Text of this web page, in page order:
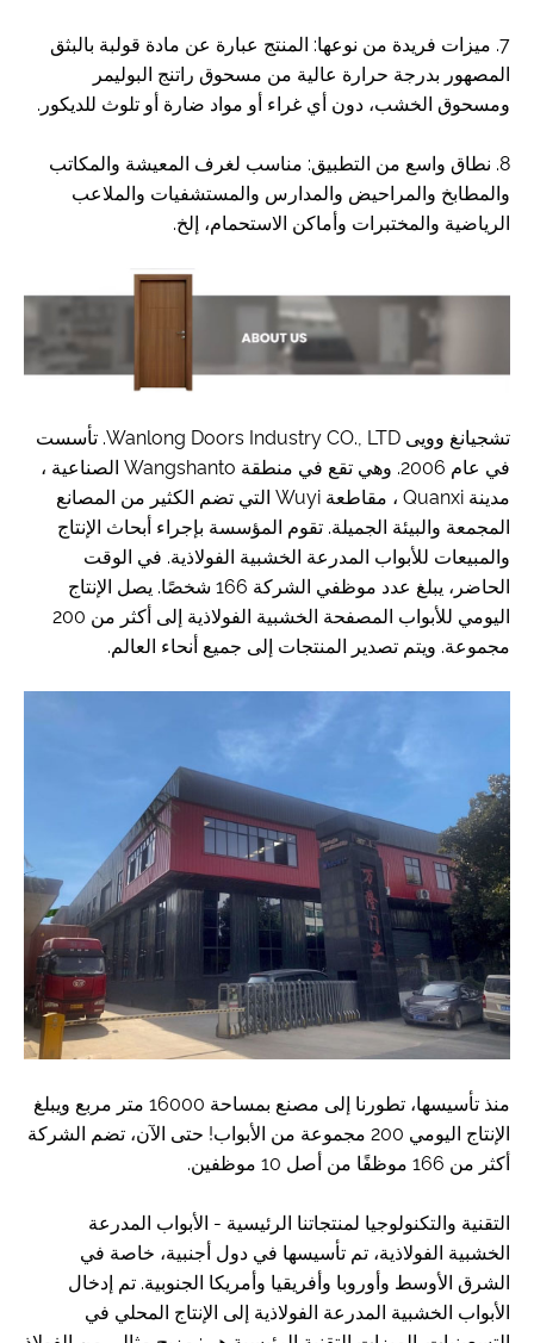
7. ميزات فريدة من نوعها: المنتج عبارة عن مادة قولبة بالبثق
المصهور بدرجة حرارة عالية من مسحوق راتنج البوليمر
ومسحوق الخشب، دون أي غراء أو مواد ضارة أو تلوث للديكور.
8. نطاق واسع من التطبيق: مناسب لغرف المعيشة والمكاتب
والمطابخ والمراحيض والمدارس والمستشفيات والملاعب
الرياضية والمختبرات وأماكن الاستحمام، إلخ.
تشجيانغ وويى Wanlong Doors Industry CO., LTD. تأسست
في عام 2006. وهي تقع في منطقة Wangshanto الصناعية ،
مدينة Quanxi ، مقاطعة Wuyi التي تضم الكثير من المصانع
المجمعة والبيئة الجميلة. تقوم المؤسسة بإجراء أبحاث الإنتاج
والمبيعات للأبواب المدرعة الخشبية الفولاذية. في الوقت
الحاضر، يبلغ عدد موظفي الشركة 166 شخصًا. يصل الإنتاج
اليومي للأبواب المصفحة الخشبية الفولاذية إلى أكثر من 200
مجموعة. ويتم تصدير المنتجات إلى جميع أنحاء العالم.
منذ تأسيسها، تطورنا إلى مصنع بمساحة 16000 متر مربع ويبلغ
الإنتاج اليومي 200 مجموعة من الأبواب! حتى الآن، تضم الشركة
أكثر من 166 موظفًا من أصل 10 موظفين.
التقنية والتكنولوجيا لمنتجاتنا الرئيسية - الأبواب المدرعة
الخشبية الفولاذية، تم تأسيسها في دول أجنبية، خاصة في
الشرق الأوسط وأوروبا وأفريقيا وأمريكا الجنوبية. تم إدخال
الأبواب الخشبية المدرعة الفولاذية إلى الإنتاج المحلي في